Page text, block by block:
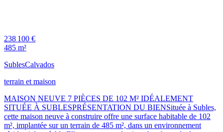
238 100 €
485 m²
SublesCalvados
terrain et maison
MAISON NEUVE 7 PIÈCES DE 102 M² IDÉALEMENT
SITUÉE À SUBLESPRÉSENTATION DU BIENSituée à Subles,
cette maison neuve à construire offre une surface habitable de 102
m², implantée sur un terrain de 485 m², dans un environnement